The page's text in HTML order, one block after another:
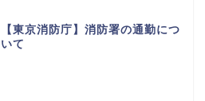
【東京消防庁】消防署の通勤につ
いて